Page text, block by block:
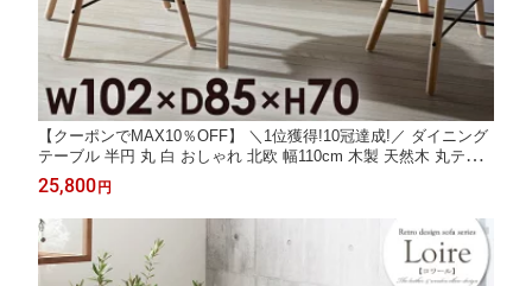
【クーポンでMAX10％OFF】 ＼1位獲得!10冠達成!／ ダイニング
テーブル 半円 丸 白 おしゃれ 北欧 幅110cm 木製 天然木 丸テー
ブル ダイニング テーブル 壁付け 半円テーブル 丸型 楕円 食卓 省
スペース おすすめ 人気 コンパクト 2人用 ナチュラル ホワイト i
w-430 Works
25,800 円